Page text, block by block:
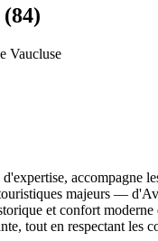
Vaucluse
accompagne
majeurs —
et confort
tout en respectant les